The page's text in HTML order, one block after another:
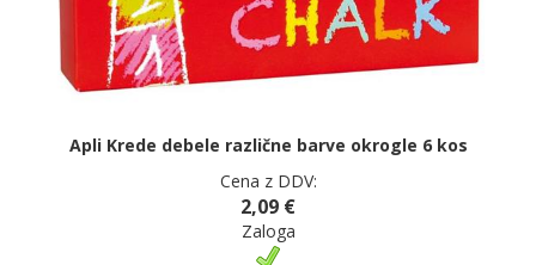
Apli Krede debele različne barve okrogle 6 kos
Cena z DDV:
2,09 €
Zaloga